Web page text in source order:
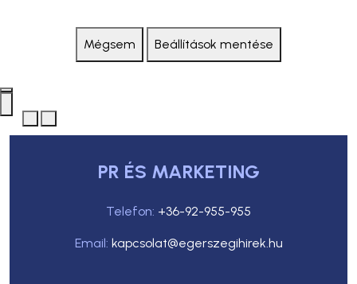
Mégsem Beállítások mentése
PR ÉS MARKETING
Telefon: +36-92-955-955
Email: kapcsolat@egerszegihirek.hu